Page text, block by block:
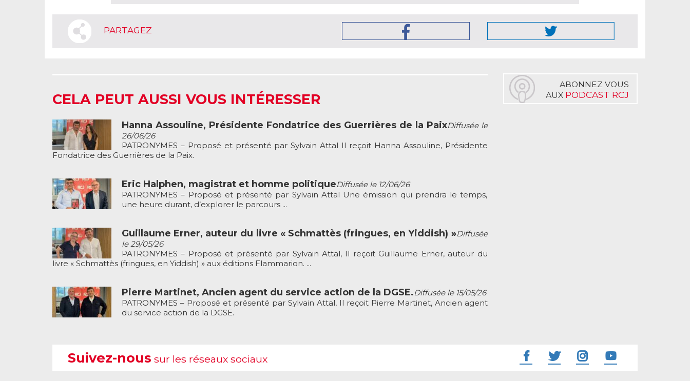
PARTAGEZ
CELA PEUT AUSSI VOUS INTÉRESSER
Hanna Assouline, Présidente Fondatrice des Guerrières de la PaixDiffusée le
26/06/26
PATRONYMES – Proposé et présenté par Sylvain Attal Il reçoit Hanna Assouline, Présidente
Fondatrice des Guerrières de la Paix.
Eric Halphen, magistrat et homme politiqueDiffusée le 12/06/26
PATRONYMES – Proposé et présenté par Sylvain Attal Une émission qui prendra le temps,
une heure durant, d’explorer le parcours ...
Guillaume Erner, auteur du livre « Schmattès (fringues, en Yiddish) »Diffusée
le 29/05/26
PATRONYMES – Proposé et présenté par Sylvain Attal, Il reçoit Guillaume Erner, auteur du
livre « Schmattès (fringues, en Yiddish) » aux éditions Flammarion. ...
Pierre Martinet, Ancien agent du service action de la DGSE.Diffusée le 15/05/26
PATRONYMES – Proposé et présenté par Sylvain Attal, Il reçoit Pierre Martinet, Ancien agent
du service action de la DGSE.
ABONNEZ VOUS
AUX PODCAST RCJ
Suivez-nous sur les réseaux sociaux